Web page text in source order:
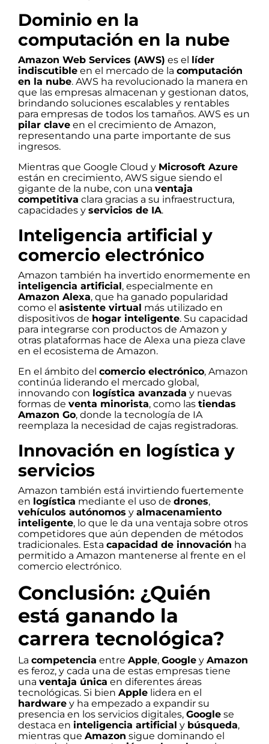
Dominio en la
computación en la nube
Amazon Web Services (AWS) es el líder
indiscutible en el mercado de la computación
en la nube. AWS ha revolucionado la manera en
que las empresas almacenan y gestionan datos,
brindando soluciones escalables y rentables
para empresas de todos los tamaños. AWS es un
pilar clave en el crecimiento de Amazon,
representando una parte importante de sus
ingresos.
Mientras que Google Cloud y Microsoft Azure
están en crecimiento, AWS sigue siendo el
gigante de la nube, con una ventaja
competitiva clara gracias a su infraestructura,
capacidades y servicios de IA.
Inteligencia artificial y
comercio electrónico
Amazon también ha invertido enormemente en
inteligencia artificial, especialmente en
Amazon Alexa, que ha ganado popularidad
como el asistente virtual más utilizado en
dispositivos de hogar inteligente. Su capacidad
para integrarse con productos de Amazon y
otras plataformas hace de Alexa una pieza clave
en el ecosistema de Amazon.
En el ámbito del comercio electrónico, Amazon
continúa liderando el mercado global,
innovando con logística avanzada y nuevas
formas de venta minorista, como las tiendas
Amazon Go, donde la tecnología de IA
reemplaza la necesidad de cajas registradoras.
Innovación en logística y
servicios
Amazon también está invirtiendo fuertemente
en logística mediante el uso de drones,
vehículos autónomos y almacenamiento
inteligente, lo que le da una ventaja sobre otros
competidores que aún dependen de métodos
tradicionales. Esta capacidad de innovación ha
permitido a Amazon mantenerse al frente en el
comercio electrónico.
Conclusión: ¿Quién
está ganando la
carrera tecnológica?
La competencia entre Apple, Google y Amazon
es feroz, y cada una de estas empresas tiene
una ventaja única en diferentes áreas
tecnológicas. Si bien Apple lidera en el
hardware y ha empezado a expandir su
presencia en los servicios digitales, Google se
destaca en inteligencia artificial y búsqueda,
mientras que Amazon sigue dominando el